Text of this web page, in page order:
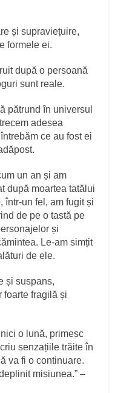
și supraviețuire,
formele ei.
după o persoană
sunt reale.
pătrund în universul
adesea
ce au fost ei
un an și am
după moartea tatălui
într-un fel, am fugit și
de pe o tastă pe
și
Le-am simțit
de ele.
și suspans,
foarte fragilă și
o lună, primesc
senzațiile trăite în
va fi o continuare.
misiunea.” –